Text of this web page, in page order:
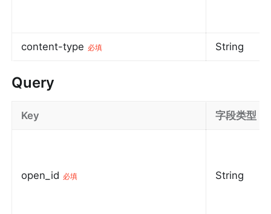
content-type 必填 String
Query
Key 字段类型
open_id 必填 String